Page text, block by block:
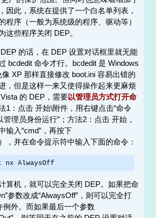
因此，系统在提供了一个白名单列表，
程序（一般为系统级的程序、驱动等）
这些程序关闭 DEP。
的话，在 DEP 设置对话框里就无能
bcdedit 命令才行。bcdedit 是 Windows
XP 那样直接修改 boot.ini 容易出错的
，但是这样一来又使得操作起来更麻烦
的 DEP，需要以管理员方式打开命
1：点击 开始\附件，用右键点击“命令
管理员身份运行”；方法2：点击 开始，
输入“cmd”，再按下
，并在命令提示符中输入下面的命令：
AlwaysOff
算机，就可以完全关闭 DEP。如果把命
参数改成“AlwaysOff”，则可以完全打
例外。而如果最后一个参数